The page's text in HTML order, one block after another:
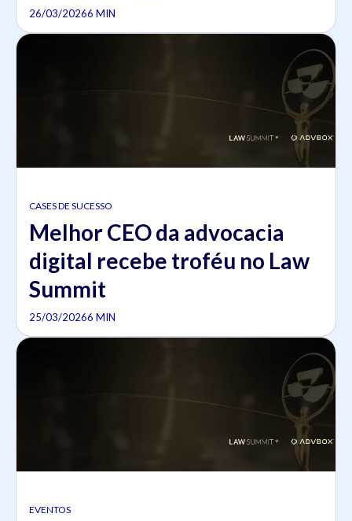
26/03/20266 MIN
CASES DE SUCESSO
Melhor CEO da advocacia
digital recebe troféu no Law
Summit
25/03/20266 MIN
EVENTOS